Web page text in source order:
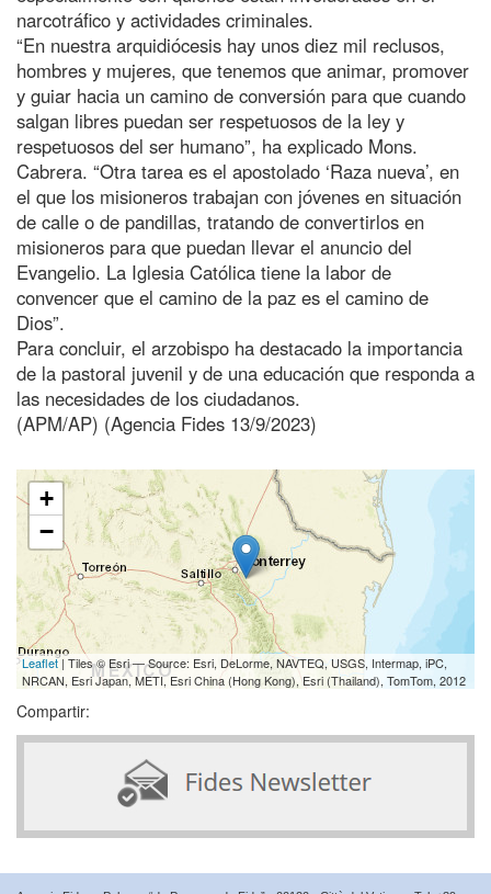
narcotráfico y actividades criminales.
“En nuestra arquidiócesis hay unos diez mil reclusos,
hombres y mujeres, que tenemos que animar, promover
y guiar hacia un camino de conversión para que cuando
salgan libres puedan ser respetuosos de la ley y
respetuosos del ser humano”, ha explicado Mons.
Cabrera. “Otra tarea es el apostolado ‘Raza nueva’, en
el que los misioneros trabajan con jóvenes en situación
de calle o de pandillas, tratando de convertirlos en
misioneros para que puedan llevar el anuncio del
Evangelio. La Iglesia Católica tiene la labor de
convencer que el camino de la paz es el camino de
Dios”.
Para concluir, el arzobispo ha destacado la importancia
de la pastoral juvenil y de una educación que responda a
las necesidades de los ciudadanos.
(APM/AP) (Agencia Fides 13/9/2023)
+
−
Leaflet| Tiles © Esri — Source: Esri, DeLorme, NAVTEQ, USGS, Intermap, iPC,
NRCAN, Esri Japan, METI, Esri China (Hong Kong), Esri (Thailand), TomTom, 2012
Compartir: